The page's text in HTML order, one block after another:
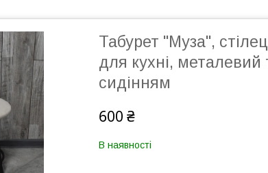
Табурет "Муза",
для кухні, металевий
сидінням
600 ₴
В наявності